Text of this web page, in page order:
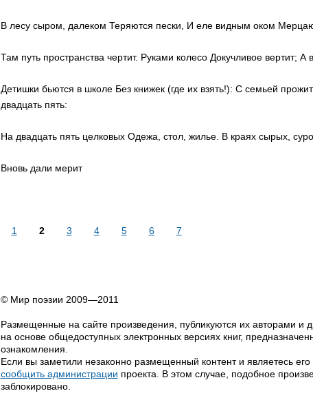
В лесу сыром, далеком Теряются пески, И еле видным оком
Там путь пространства чертит. Руками колесо Докучливое вертит; А
Детишки бьются в школе Без книжек (где их взять!): С семьей
двадцать пять:
На двадцать пять целковых Одежа, стол, жилье. В краях сырых,
Вновь дали мерит
1 2 3 4 5 6
7
© Мир поэзии 2009—2011
Размещенные на сайте произведения, публикуются их авторами и
на основе общедоступных электронных версиях книг,
ознакомления.
Если вы заметили незаконно размещенный контент и являетесь
сообщить администрации проекта. В этом случае, подобное
заблокировано.